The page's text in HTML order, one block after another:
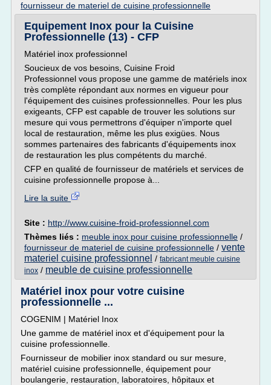
fournisseur de materiel de cuisine professionnelle
Equipement Inox pour la Cuisine
Professionnelle (13) - CFP
Matériel inox professionnel
Soucieux de vos besoins, Cuisine Froid
Professionnel vous propose une gamme de matériels inox
très complète répondant aux normes en vigueur pour
l'équipement des cuisines professionnelles. Pour les plus
exigeants, CFP est capable de trouver les solutions sur
mesure qui vous permettrons d'équiper n'importe quel
local de restauration, même les plus exigües. Nous
sommes partenaires des fabricants d'équipements inox
de restauration les plus compétents du marché.
CFP en qualité de fournisseur de matériels et services de
cuisine professionnelle propose à...
Lire la suite
Site : http://www.cuisine-froid-professionnel.com
Thèmes liés : meuble inox pour cuisine professionnelle /
fournisseur de materiel de cuisine professionnelle / vente
materiel cuisine professionnel / fabricant meuble cuisine
inox / meuble de cuisine professionnelle
Matériel inox pour votre cuisine
professionnelle ...
COGENIM | Matériel Inox
Une gamme de matériel inox et d'équipement pour la
cuisine professionnelle.
Fournisseur de mobilier inox standard ou sur mesure,
matériel cuisine professionnelle, équipement pour
boulangerie, restauration, laboratoires, hôpitaux et